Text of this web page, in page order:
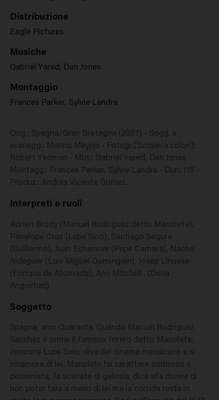
Distribuzione
Eagle Pictures
Musiche
Gabriel Yared, Dan Jones
Montaggio
Frances Parker, Sylvie Landra
Orig.: Spagna/Gran Bretagna (2007) - Sogg. e
scenegg.: Menno Meyjes - Fotogr.(Scope/a colori):
Robert Yeoman - Mus.: Gabriel Yared, Dan Jones -
Montagg.: Frances Parker, Sylvie Landra - Dur.: 115' -
Produz.: Andres Vicente Gomez.
Interpreti e ruoli
Adrien Brody (Manuel Rodriguez detto Manolete),
Penelope Cruz (Lupe Sino), Santiago Segura
(Guillermo), Juan Echanove (Pepe Camara), Nacho
Aldeguer (Luis Miguel Dominguin), Josep Linuesa
(Enrique de Ahumada), Ann Mitchell . (Dona
Angustias)
Soggetto
Spagna, anni Quaranta. Quando Manuel Rodriguez
Sanchez é ormai il famoso torero detto Manolete,
conosce Lupe Sino, diva del cinema messicano e si
innamora di lei. Manolete ha carattere ombroso e
pessimista, fa scenate di gelosia, dice alla donna di
non poter fare a meno di lei ma la corrida resta in